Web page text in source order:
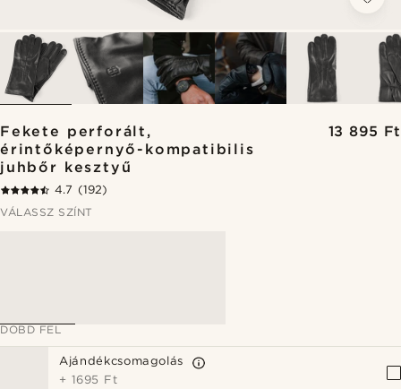
Fekete perforált,
érintőképernyő-kompatibilis
juhbőr kesztyű
13 895 Ft
4.7 (192)
VÁLASSZ SZÍNT
DOBD FEL
Ajándékcsomagolás
+ 1695 Ft